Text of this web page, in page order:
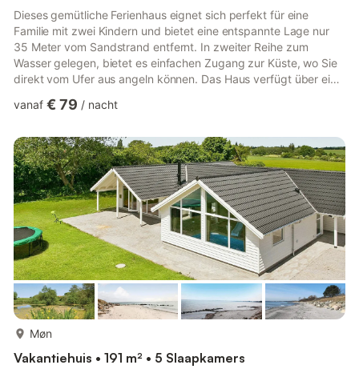
Dieses gemütliche Ferienhaus eignet sich perfekt für eine
Familie mit zwei Kindern und bietet eine entspannte Lage nur
35 Meter vom Sandstrand entfernt. In zweiter Reihe zum
Wasser gelegen, bietet es einfachen Zugang zur Küste, wo Sie
direkt vom Ufer aus angeln können. Das Haus verfügt über eine
ideal für die Zubereitung einfacher Familienmahlzeiten. Zur
empfangen werden, sodass das Haus ideal für Gäste ist, die
abschalten und schöne gemeinsame Stunden verbringen
möchten. Die ...
vanaf € 79 / nacht
Møn
Vakantiehuis • 191 m² • 5 Slaapkamers